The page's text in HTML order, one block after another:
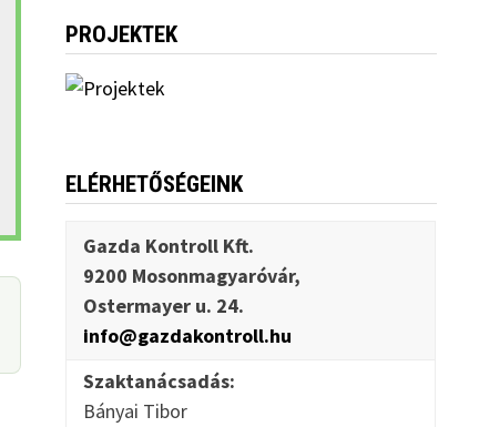
PROJEKTEK
ELÉRHETŐSÉGEINK
Gazda Kontroll Kft.
9200 Mosonmagyaróvár,
Ostermayer u. 24.
info@gazdakontroll.hu
Szaktanácsadás:
Bányai Tibor